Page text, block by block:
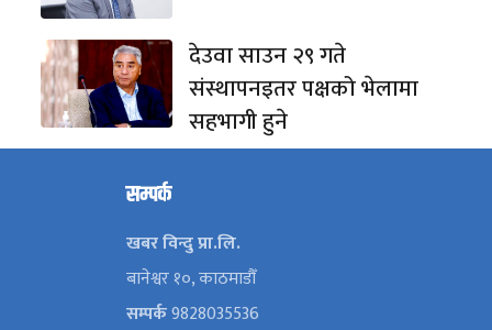
देउवा साउन २९ गते
संस्थापनइतर पक्षको भेलामा
सहभागी हुने
सम्पर्क
खबर विन्दु प्रा.लि.
बानेश्वर १०, काठमाडौँ
सम्पर्क9828035536